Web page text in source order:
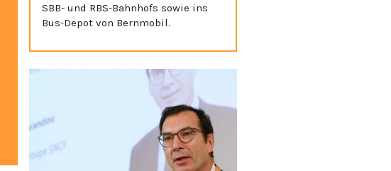
SBB- und RBS-Bahnhofs sowie ins
Bus-Depot von Bernmobil.